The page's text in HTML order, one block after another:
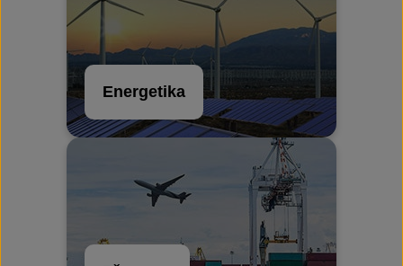
Energetika